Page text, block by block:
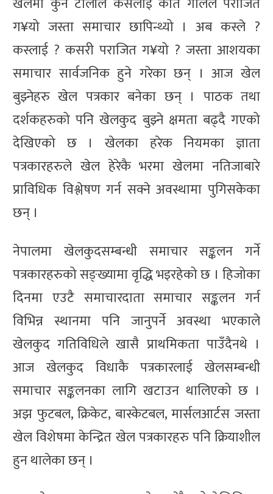
ग¥यो जस्ता समाचार छापिन्थ्यो । अब कस्ले ?
कस्लाई ? कसरी पराजित ग¥यो ? जस्ता आशयका
समाचार सार्वजनिक हुने गरेका छन् । आज खेल
बुझ्नेहरु खेल पत्रकार बनेका छन् । पाठक तथा
दर्शकहरुको पनि खेलकुद बुझ्ने क्षमता बढ्दै गएको
देखिएको छ । खेलका हरेक नियमका ज्ञाता
पत्रकारहरुले खेल हेरेकै भरमा खेलमा नतिजाबारे
प्राविधिक विश्लेषण गर्न सक्ने अवस्थामा पुगिसकेका
छन् ।
नेपालमा खेलकुदसम्बन्धी समाचार सङ्कलन गर्ने
पत्रकारहरुको सङ्ख्यामा वृद्धि भइरहेको छ । हिजोका
दिनमा एउटै समाचारदाता समाचार सङ्कलन गर्न
विभिन्न स्थानमा पनि जानुपर्ने अवस्था भएकाले
खेलकुद गतिविधिले खासै प्राथमिकता पाउँदैनथे ।
आज खेलकुद विधाकै पत्रकारलाई खेलसम्बन्धी
समाचार सङ्कलनका लागि खटाउन थालिएको छ ।
अझ फुटबल, क्रिकेट, बास्केटबल, मार्सलआर्टस जस्ता
खेल विशेषमा केन्द्रित खेल पत्रकारहरु पनि क्रियाशील
हुन थालेका छन् ।